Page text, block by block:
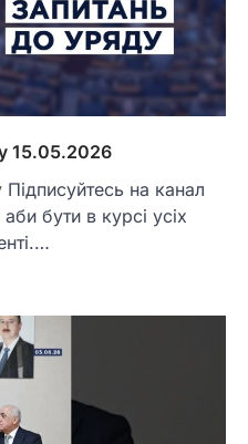
15.05.2026
на канал
бути в курсі усіх